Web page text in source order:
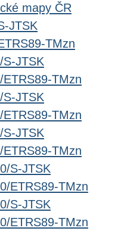
mapy ČR
JTSK
TMzn
JTSK
TMzn
JTSK
TMzn
JTSK
TMzn
S-JTSK
ETRS89-TMzn
S-JTSK
ETRS89-TMzn